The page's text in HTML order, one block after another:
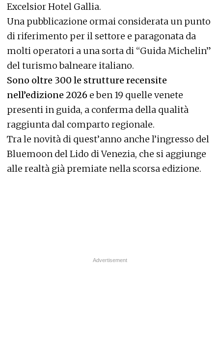
Excelsior Hotel Gallia.
Una pubblicazione ormai considerata un punto
di riferimento per il settore e paragonata da
molti operatori a una sorta di “Guida Michelin”
del turismo balneare italiano.
Sono oltre 300 le strutture recensite
nell’edizione 2026 e ben 19 quelle venete
presenti in guida, a conferma della qualità
raggiunta dal comparto regionale.
Tra le novità di quest’anno anche l’ingresso del
Bluemoon del Lido di Venezia, che si aggiunge
alle realtà già premiate nella scorsa edizione.